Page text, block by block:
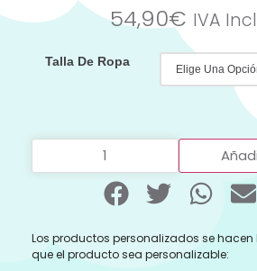
54,90€ IVA
Talla De Ropa
Los productos personalizados se
que el producto sea personalizable: